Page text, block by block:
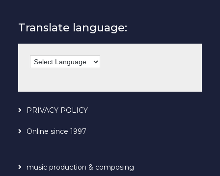
Translate language:
PRIVACY POLICY
Online since 1997
music production & composing